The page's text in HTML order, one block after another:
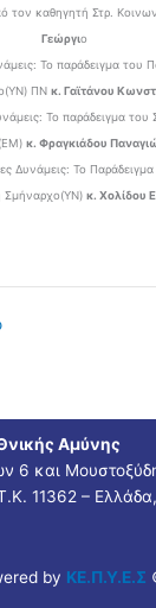
τον καθηγητή Στρ.
Γεώργιο
Το παράδειγμα του
ΠΝ κ. Γαϊτάνου
Το παράδειγμα του
κ. Φραγκιάδου
Δυνάμεις: Το
Σμήναρχο(ΥΝ) κ. Χολίδου
Αμύνης
6 και
11362 –
by ΚΕ.Π.Υ.Ε.Σ